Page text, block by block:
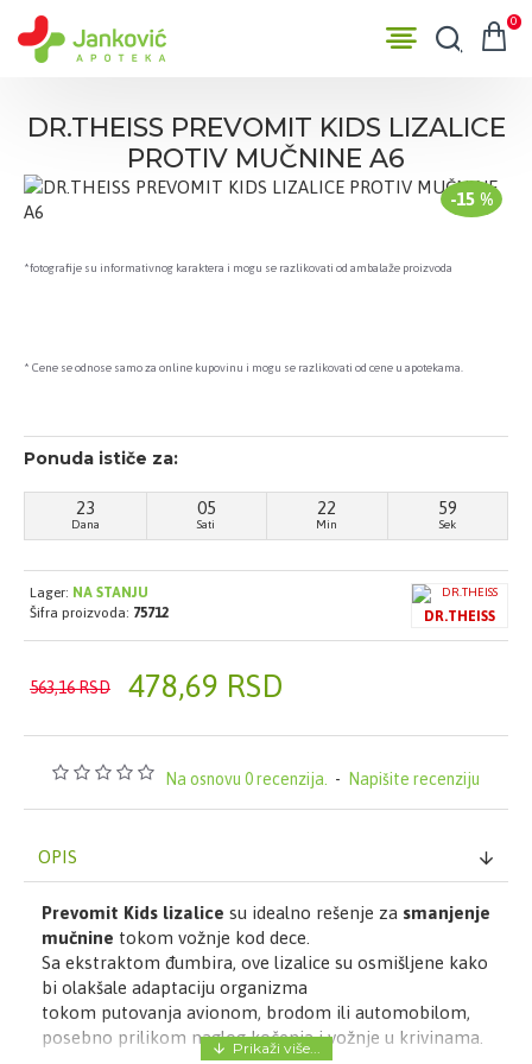
0
DR.THEISS PREVOMIT KIDS LIZALICE
PROTIV MUČNINE A6
-15 %
*fotografije su informativnog karaktera i mogu se razlikovati od ambalaže proizvoda
* Cene se odnose samo za online kupovinu i mogu se razlikovati od cene u apotekama.
Na osnovu 0 recenzija. - Napišite recenziju
Ponuda ističe za:
23
Dana
05
Sati
22
Min
58
Sek
478,69 RSD
563,16 RSD
Lager: NA STANJU
Šifra proizvoda: 75712 DR.THEISS
OPIS
Prevomit Kids lizalice su idealno rešenje za smanjenje
mučnine tokom vožnje kod dece.
Sa ekstraktom đumbira, ove lizalice su osmišljene kako
bi olakšale adaptaciju organizma
tokom putovanja avionom, brodom ili automobilom,
posebno prilikom naglog kočenja i vožnje u krivinama.